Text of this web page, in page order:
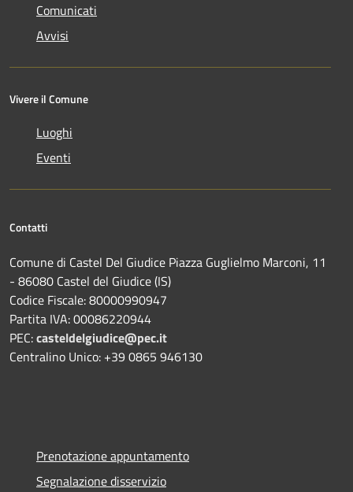
Comunicati
Avvisi
Vivere il Comune
Luoghi
Eventi
Contatti
Comune di Castel Del Giudice Piazza Guglielmo Marconi, 11
- 86080 Castel del Giudice (IS)
Codice Fiscale: 80000990947
Partita IVA: 00086220944
PEC:casteldelgiudice@pec.it
Centralino Unico: +39 0865 946130
Prenotazione appuntamento
Segnalazione disservizio